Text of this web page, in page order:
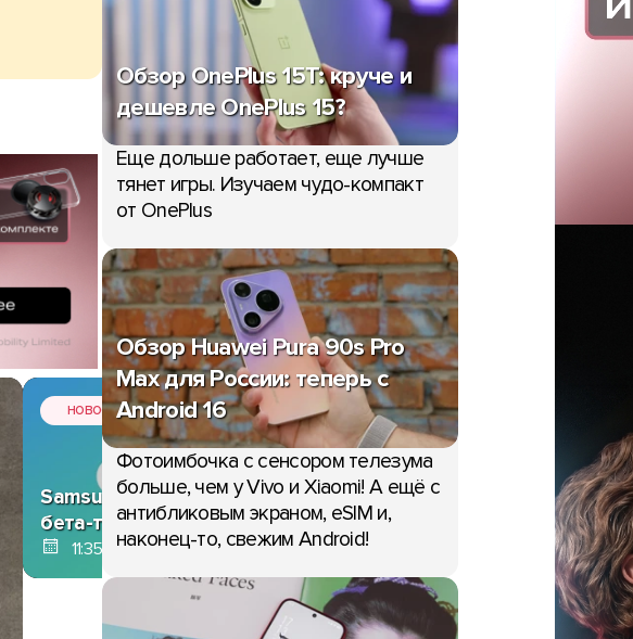
НОВОСТИ
Samsung объявила о скором
бета-тестировании One UI 9
11:35, 13 мая
НОВОСТИ
У следующего Samsung
Unpacked появилась
предполагаемая дата
Обзор OnePlus 15T: круче и
дешевле OnePlus 15?
Еще дольше работает, еще лучше
тянет игры. Изучаем чудо-компакт
от OnePlus
Обзор Huawei Pura 90s Pro
Max для России: теперь с
Android 16
Фотоимбочка с сенсором телезума
больше, чем у Vivo и Xiaomi! А ещё с
антибликовым экраном, eSIM и,
наконец-то, свежим Android!